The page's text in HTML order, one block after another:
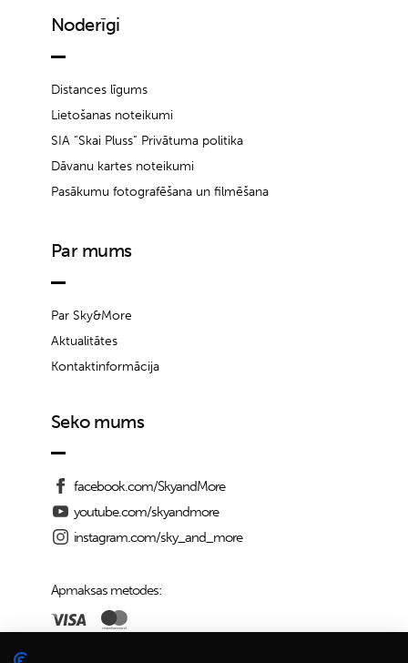
Noderīgi
Distances līgums
Lietošanas noteikumi
SIA “Skai Pluss” Privātuma politika
Dāvanu kartes noteikumi
Pasākumu fotografēšana un filmēšana
Par mums
Par Sky&More
Aktualitātes
Kontaktinformācija
Seko mums
facebook.com/SkyandMore
youtube.com/skyandmore
instagram.com/sky_and_more
Apmaksas metodes: